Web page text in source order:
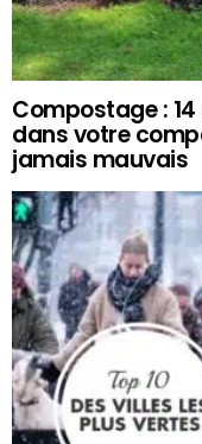
Compostage :
dans votre
jamais mauvais